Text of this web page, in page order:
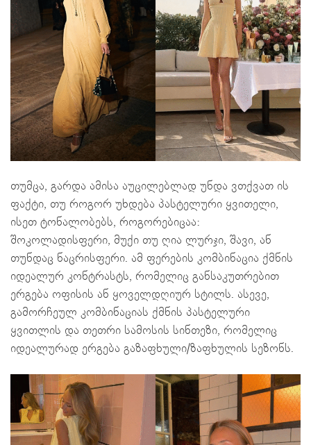
თუმცა, გარდა ამისა აუცილებლად უნდა ვთქვათ ის
ფაქტი, თუ როგორ უხდება პასტელური ყვითელი,
ისეთ ტონალობებს, როგორებიცაა:
შოკოლადისფერი, მუქი თუ ღია ლურჯი, შავი, ან
თუნდაც ნაცრისფერი. ამ ფერების კომბინაცია ქმნის
იდეალურ კონტრასტს, რომელიც განსაკუთრებით
ერგება ოფისის ან ყოველდღიურ სტილს. ასევე,
გამორჩეულ კომბინაციას ქმნის პასტელური
ყვითლის და თეთრი სამოსის სინთეზი, რომელიც
იდეალურად ერგება გაზაფხული/ზაფხულის სეზონს.